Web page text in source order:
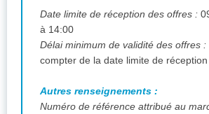
Date limite de réception des offres :
à 14:00
Délai minimum de validité des offres :
compter de la date
Autres renseignements :
Numéro de référence attribué au